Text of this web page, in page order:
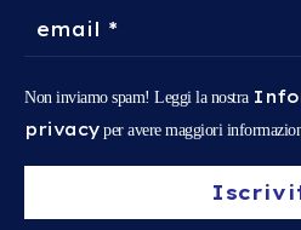
Non inviamo spam! Leggi la nostra
privacy per avere maggiori